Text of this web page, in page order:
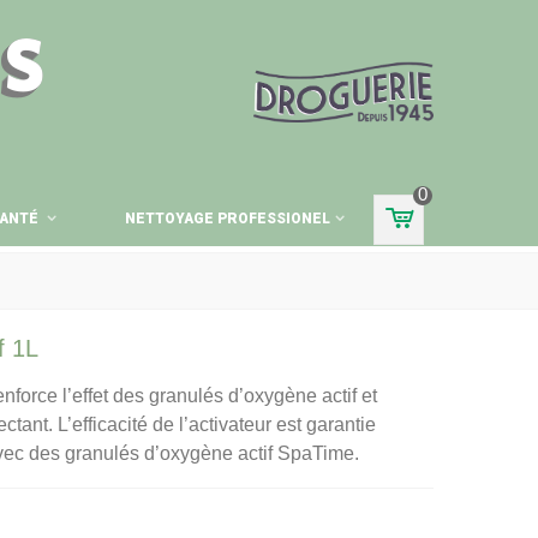
NETTOYAGE PROFESSIONEL
0
1L
l’effet des granulés d’oxygène actif et
L’efficacité de l’activateur est garantie
des granulés d’oxygène actif SpaTime.